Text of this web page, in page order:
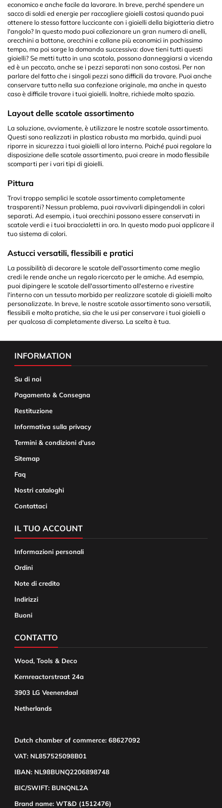
economico e anche facile da lavorare. In breve, perché spendere un
sacco di soldi ed energie per raccogliere gioielli costosi quando puoi
ottenere lo stesso fattore luccicante con i gioielli della bigiotteria dietro
l'angolo? In questo modo puoi collezionare un gran numero di anelli,
orecchini a bottone, orecchini e collane più economici in pochissimo
tempo, ma poi sorge la domanda successiva: dove tieni tutti questi
gioielli? Se metti tutto in una scatola, possono danneggiarsi a vicenda
ed è un peccato, anche se i pezzi separati non sono costosi. Per non
parlare del fatto che i singoli pezzi sono difficili da trovare. Puoi anche
conservare tutto nella sua confezione originale, ma anche in questo
caso è difficile trovare i tuoi gioielli. Inoltre, richiede molto spazio.
Layout delle scatole assortimento
La soluzione, ovviamente, è utilizzare le nostre scatole assortimento.
Questi sono realizzati in plastica robusta ma morbida, quindi puoi
riporre in sicurezza i tuoi gioielli al loro interno. Poiché puoi regolare la
disposizione delle scatole assortimento, puoi creare in modo flessibile
scomparti per i vari tipi di gioielli.
Pittura
Trovi troppo semplici le scatole assortimento completamente
trasparenti? Nessun problema, puoi ravvivarli dipingendoli in colori
separati. Ad esempio, i tuoi orecchini possono essere conservati in
scatole verdi e i tuoi braccialetti in oro. In questo modo puoi applicare il
tuo sistema di colori.
Astucci versatili, flessibili e pratici
La possibilità di decorare le scatole dell'assortimento come meglio
credi le rende anche un regalo ricercato per le amiche. Ad esempio,
puoi dipingere le scatole dell'assortimento all'esterno e rivestire
l'interno con un tessuto morbido per realizzare scatole di gioielli molto
personalizzate. In breve, le nostre scatole assortimento sono versatili,
flessibili e molto pratiche, sia che le usi per conservare i tuoi gioielli o
per qualcosa di completamente diverso. La scelta è tua.
INFORMATION
Su di noi
Pagamento & Consegna
Restituzione
Informativa sulla privacy
Termini & condizioni d'uso
Sitemap
Faq
Nostri cataloghi
Contattaci
IL TUO ACCOUNT
Informazioni personali
Ordini
Note di credito
Indirizzi
Buoni
CONTATTO
Wood, Tools & Deco
Kernreactorstraat 24a
3903 LG Veenendaal
Netherlands
Dutch chamber of commerce: 68627092
VAT: NL857525098B01
IBAN: NL98BUNQ2206898748
BIC/SWIFT: BUNQNL2A
Brand name: WT&D (1512476)